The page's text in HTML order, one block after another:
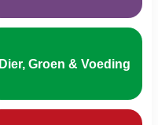
Dier, Groen & Voeding